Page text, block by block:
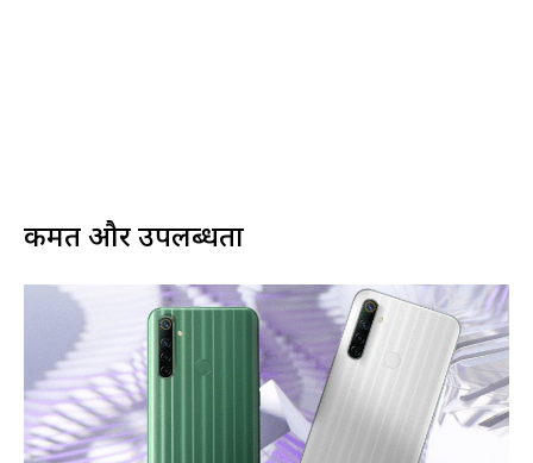
कीमत और उपलब्धता